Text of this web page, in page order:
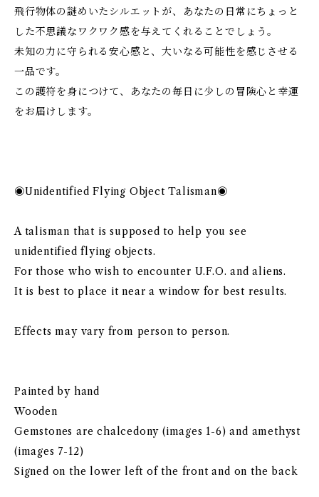
飛行物体の謎めいたシルエットが、あなたの日常にちょっと
した不思議なワクワク感を与えてくれることでしょう。
未知の力に守られる安心感と、大いなる可能性を感じさせる
一品です。
この護符を身につけて、あなたの毎日に少しの冒険心と幸運
をお届けします。
◉Unidentified Flying Object Talisman◉
A talisman that is supposed to help you see
unidentified flying objects.
For those who wish to encounter U.F.O. and aliens.
It is best to place it near a window for best results.
Effects may vary from person to person.
Painted by hand
Wooden
Gemstones are chalcedony (images 1-6) and amethyst
(images 7-12)
Signed on the lower left of the front and on the back